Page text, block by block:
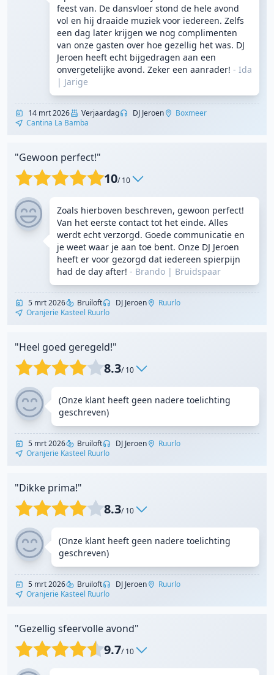
feest van. De dansvloer stond de hele avond
vol en hij draaide muziek voor iedereen. Zelfs
een dag later krijgen we nog complimenten
van onze gasten over hoe gezellig het was. DJ
Jeroen heeft echt bijgedragen aan een
onvergetelijke avond. Zeker een aanrader! - Ida
| Jarige
14 mrt 2026 Verjaardag DJ Jeroen
Boxmeer
Cantina La Bamba
"Gewoon perfect!"
10/ 10
Zoals hierboven beschreven, gewoon perfect!
Van het eerste contact tot het einde. Alles
werdt echt verzorgd. Goede communicatie en
je weet waar je aan toe bent. Onze DJ Jeroen
heeft er voor gezorgd dat iedereen spierpijn
had de day after! - Brando | Bruidspaar
5 mrt 2026 Bruiloft DJ Jeroen
Ruurlo
Oranjerie Kasteel Ruurlo
"Heel goed geregeld!"
8.3/ 10
(Onze klant heeft geen nadere toelichting
geschreven)
5 mrt 2026 Bruiloft DJ Jeroen
Ruurlo
Oranjerie Kasteel Ruurlo
"Dikke prima!"
8.3/ 10
(Onze klant heeft geen nadere toelichting
geschreven)
5 mrt 2026 Bruiloft DJ Jeroen
Ruurlo
Oranjerie Kasteel Ruurlo
"Gezellig sfeervolle avond"
9.7/ 10